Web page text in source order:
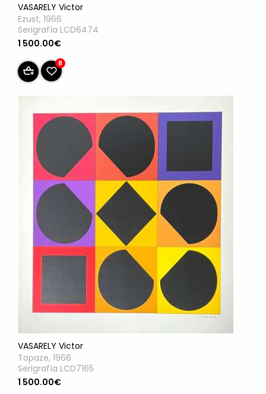
VASARELY Victor
Ezust, 1966
Serigrafía LCD6474
1 500.00€
8
VASARELY Victor
Topaze, 1966
Serigrafía LCD7165
1 500.00€